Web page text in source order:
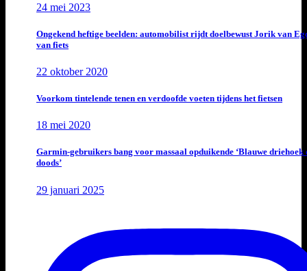
24 mei 2023
Ongekend heftige beelden: automobilist rijdt doelbewust Jorik van
van fiets
22 oktober 2020
Voorkom tintelende tenen en verdoofde voeten tijdens het fietsen
18 mei 2020
Garmin-gebruikers bang voor massaal opduikende ‘Blauwe driehoek
doods’
29 januari 2025